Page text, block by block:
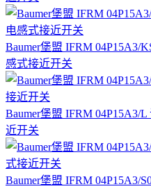
Baumer堡盟 IFRM 04P15A3/
感式接近开关
Baumer堡盟 IFRM 04P15A3/
近开关
Baumer堡盟 IFRM 04P15A3/